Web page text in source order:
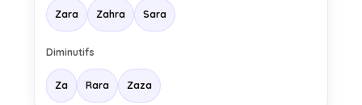
Zara Zahra Sara
Diminutifs
Za Rara Zaza